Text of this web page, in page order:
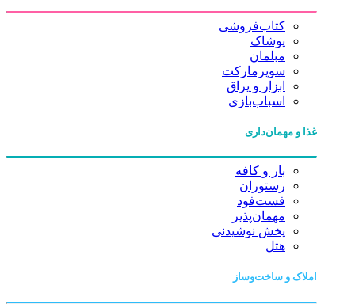
کتاب‌فروشی
پوشاک
مبلمان
سوپرمارکت
ابزار و یراق
اسباب‌بازی
غذا و مهمان‌داری
بار و کافه
رستوران
فست‌فود
مهمان‌پذیر
پخش نوشیدنی
هتل
املاک و ساخت‌وساز